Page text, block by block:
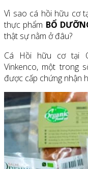
Vì sao cá hồi hữu cơ
thực phẩm BỔ
thật sự nằm ở đâu?
Cá Hồi hữu cơ tại
Vinkenco, một trong
được cấp chứng nhận